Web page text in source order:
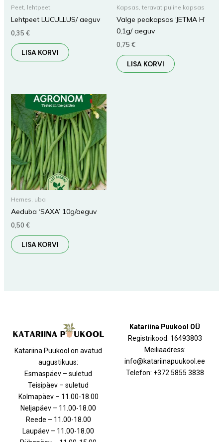
Peet, lehtpeet
Lehtpeet LUCULLUS/ aeguv
0,35 €
LISA KORVI
Kapsas, teravatipuline kapsas
Valge peakapsas ‘JETMA H’
0,1g/ aeguv
0,75 €
LISA KORVI
Hernes, uba
Aeduba ‘SAXA’ 10g/aeguv
0,50 €
LISA KORVI
Katariina Puukool on avatud
augustikuus:
Esmaspäev – suletud
Teisipäev – suletud
Kolmapäev – 11.00-18.00
Neljapäev – 11.00-18.00
Reede – 11.00-18.00
Laupäev – 11.00-18.00
Katariina Puukool OÜ
Registrikood: 16493803
Meiliaadress:
info@katariinapuukool.ee
Telefon: +372 5855 3838